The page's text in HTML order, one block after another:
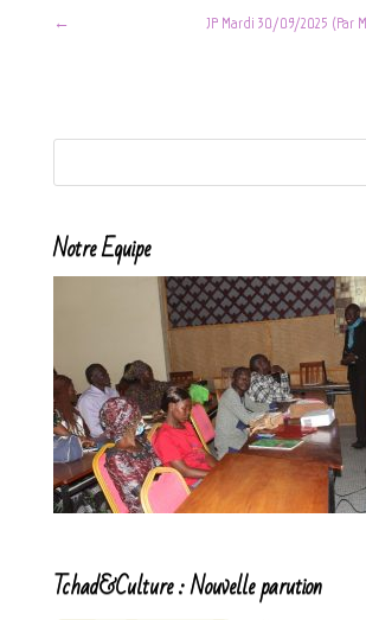
← JP Mardi 30/09/2025 (Par
Notre Equipe
Tchad&Culture : Nouvelle parution